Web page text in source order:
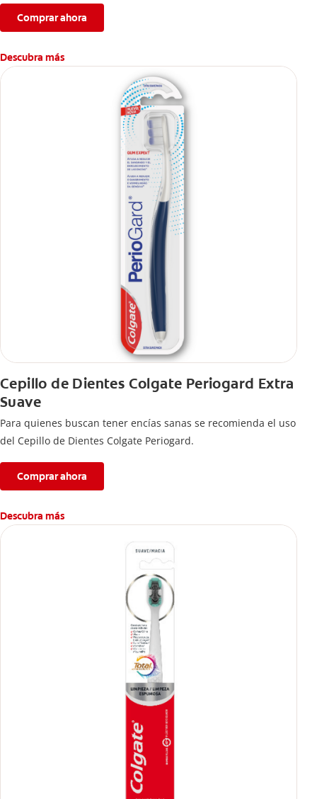
Comprar ahora
Descubra más
Cepillo de Dientes Colgate Periogard Extra
Suave
Para quienes buscan tener encías sanas se recomienda el uso
del Cepillo de Dientes Colgate Periogard.
Comprar ahora
Descubra más